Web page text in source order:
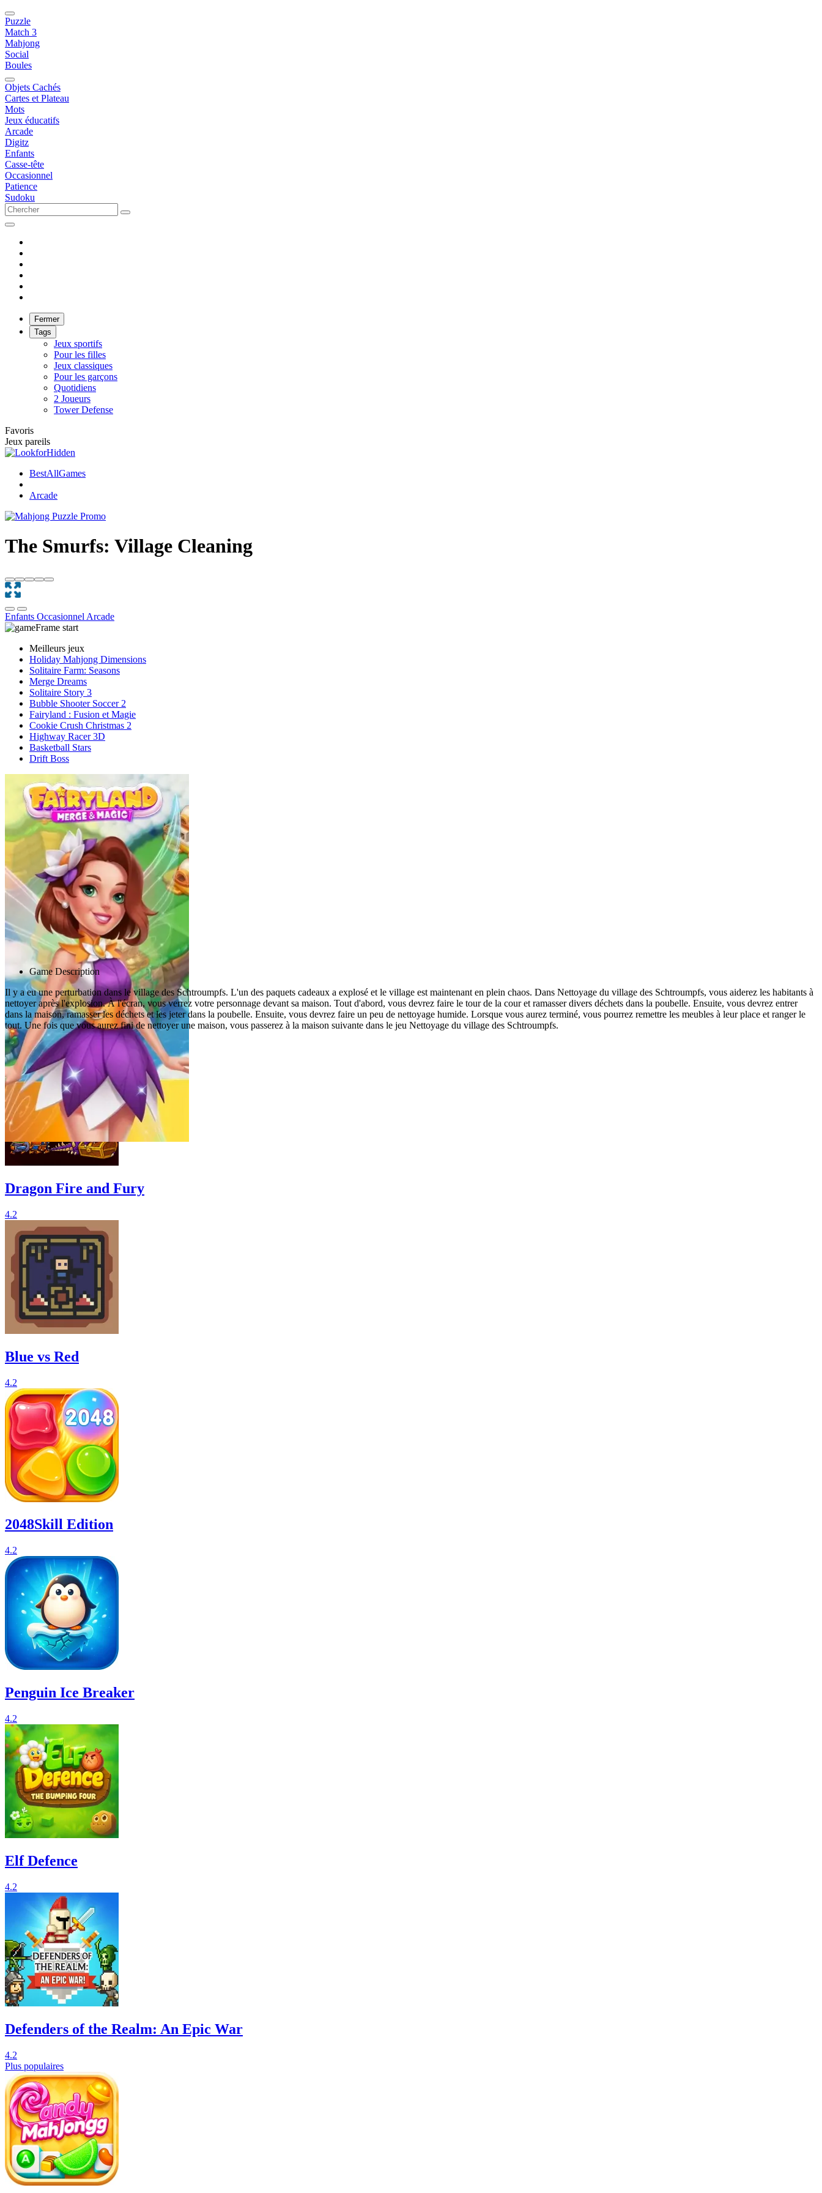
Puzzle
Match 3
Mahjong
Social
Boules
Objets Cachés
Cartes et Plateau
Mots
Jeux éducatifs
Arcade
Digitz
Enfants
Casse-tête
Occasionnel
Patience
Sudoku
Fermer
Tags
Jeux sportifs
Pour les filles
Jeux classiques
Pour les garçons
Quotidiens
2 Joueurs
Tower Defense
Favoris
Jeux pareils
BestAllGames
Arcade
The Smurfs: Village Cleaning
Enfants Occasionnel Arcade
Meilleurs jeux
Holiday Mahjong Dimensions
Solitaire Farm: Seasons
Merge Dreams
Solitaire Story 3
Bubble Shooter Soccer 2
Fairyland : Fusion et Magie
Cookie Crush Christmas 2
Highway Racer 3D
Basketball Stars
Drift Boss
Advertisement
Game Description
Il y a eu une perturbation dans le village des Schtroumpfs. L'un des paquets cadeaux a explosé et le village est maintenant en plein chaos. Dans Nettoyage du village des Schtroumpfs, vous aiderez les habitants à
nettoyer après l'explosion. À l'écran, vous verrez votre personnage devant sa maison. Tout d'abord, vous devrez faire le tour de la cour et ramasser divers déchets dans la poubelle. Ensuite, vous devrez entrer
dans la maison, ramasser les déchets et les jeter dans la poubelle. Ensuite, vous devrez faire un peu de nettoyage humide. Lorsque vous aurez terminé, vous pourrez remettre les meubles à leur place et ranger le
tout. Une fois que vous aurez fini de nettoyer une maison, vous passerez à la maison suivante dans le jeu Nettoyage du village des Schtroumpfs.
Jeux associés
Dragon Fire and Fury
4.2
Blue vs Red
4.2
2048Skill Edition
4.2
Penguin Ice Breaker
4.2
Elf Defence
4.2
Defenders of the Realm: An Epic War
4.2
Plus populaires